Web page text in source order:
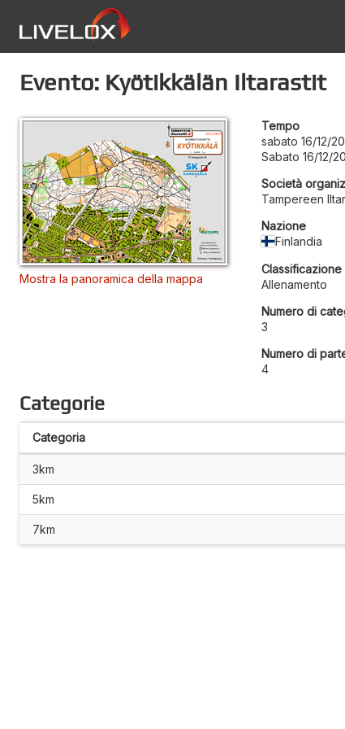
Evento: Kyötikkälän Iltarastit
Mostra la panoramica della mappa
Tempo
sabato 16/12/
Sabato 16/12/
Società
Tampereen
Nazione
Finlandia
Allenamento
Numero di
3
Numero di
4
Categorie
Categoria
3km
5km
7km